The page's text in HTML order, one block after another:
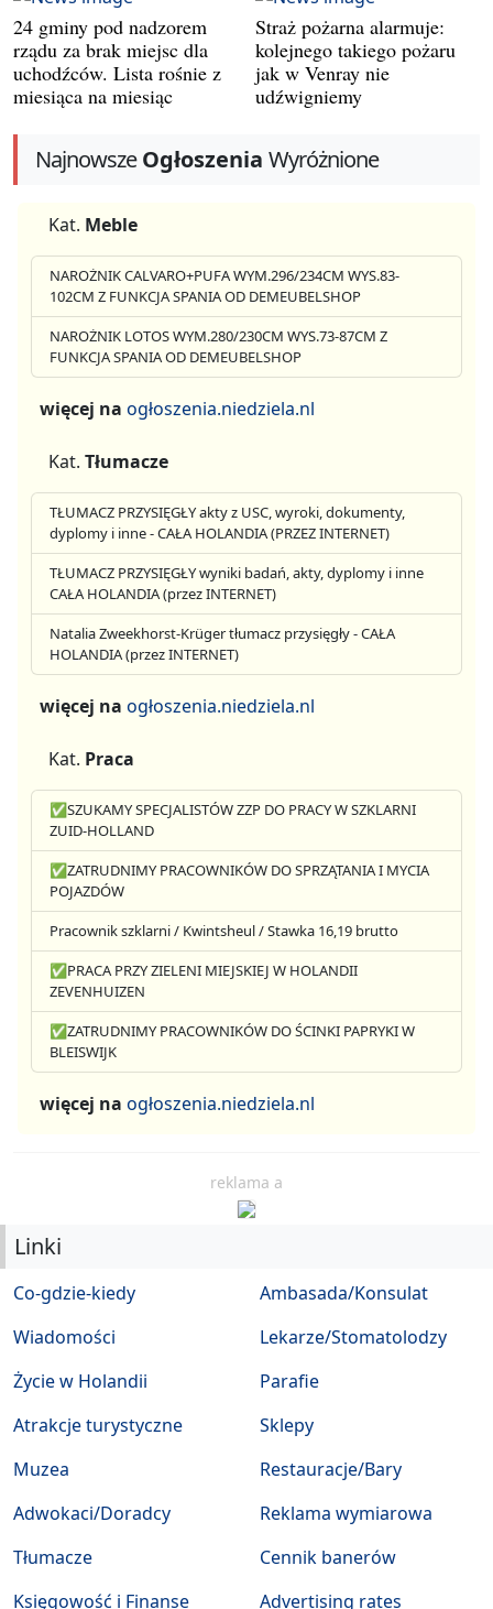
24 gminy pod nadzorem
rządu za brak miejsc dla
uchodźców. Lista rośnie z
miesiąca na miesiąc
Straż pożarna alarmuje:
kolejnego takiego pożaru
jak w Venray nie
udźwigniemy
NajnowszeOgłoszenia Wyróżnione
Kat. Meble
NAROŻNIK CALVARO+PUFA WYM.296/234CM WYS.83-
102CM Z FUNKCJA SPANIA OD DEMEUBELSHOP
NAROŻNIK LOTOS WYM.280/230CM WYS.73-87CM Z
FUNKCJA SPANIA OD DEMEUBELSHOP
więcej na ogłoszenia.niedziela.nl
Kat. Tłumacze
TŁUMACZ PRZYSIĘGŁY akty z USC, wyroki, dokumenty,
dyplomy i inne - CAŁA HOLANDIA (PRZEZ INTERNET)
TŁUMACZ PRZYSIĘGŁY wyniki badań, akty, dyplomy i inne
CAŁA HOLANDIA (przez INTERNET)
Natalia Zweekhorst-Krüger tłumacz przysięgły - CAŁA
HOLANDIA (przez INTERNET)
więcej na ogłoszenia.niedziela.nl
Kat. Praca
✅SZUKAMY SPECJALISTÓW ZZP DO PRACY W SZKLARNI
ZUID-HOLLAND
✅ZATRUDNIMY PRACOWNIKÓW DO SPRZĄTANIA I MYCIA
POJAZDÓW
Pracownik szklarni / Kwintsheul / Stawka 16,19 brutto
✅PRACA PRZY ZIELENI MIEJSKIEJ W HOLANDII
ZEVENHUIZEN
✅ZATRUDNIMY PRACOWNIKÓW DO ŚCINKI PAPRYKI W
BLEISWIJK
więcej na ogłoszenia.niedziela.nl
reklama a
Linki
Co-gdzie-kiedy
Wiadomości
Życie w Holandii
Atrakcje turystyczne
Muzea
Ambasada/Konsulat
Lekarze/Stomatolodzy
Parafie
Sklepy
Restauracje/Bary
Adwokaci/Doradcy
Tłumacze
Księgowość i Finanse
Reklama wymiarowa
Cennik banerów
Advertising rates